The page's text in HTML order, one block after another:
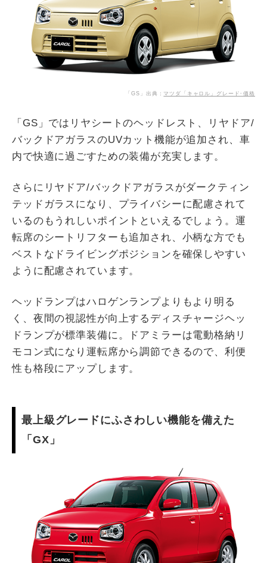
「GS」出典： マツダ「キャロル」グレード･価格
「GS」ではリヤシートのヘッドレスト、リヤドア/
バックドアガラスのUVカット機能が追加され、車
内で快適に過ごすための装備が充実します。
さらにリヤドア/バックドアガラスがダークティン
テッドガラスになり、プライバシーに配慮されて
いるのもうれしいポイントといえるでしょう。運
転席のシートリフターも追加され、小柄な方でも
ベストなドライビングポジションを確保しやすい
ように配慮されています。
ヘッドランプはハロゲンランプよりもより明る
く、夜間の視認性が向上するディスチャージヘッ
ドランプが標準装備に。ドアミラーは電動格納リ
モコン式になり運転席から調節できるので、利便
性も格段にアップします。
最上級グレードにふさわしい機能を備えた
「GX」